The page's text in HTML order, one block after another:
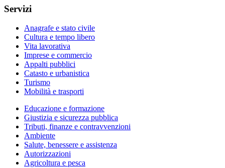
Servizi
Anagrafe e stato civile
Cultura e tempo libero
Vita lavorativa
Imprese e commercio
Appalti pubblici
Catasto e urbanistica
Turismo
Mobilità e trasporti
Educazione e formazione
Giustizia e sicurezza pubblica
Tributi, finanze e contravvenzioni
Ambiente
Salute, benessere e assistenza
Autorizzazioni
Agricoltura e pesca